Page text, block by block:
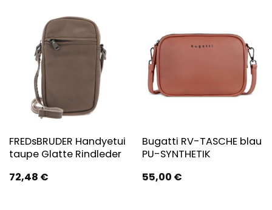
FREDsBRUDER Handyetui
taupe Glatte Rindleder
72,48 €
Bugatti RV-TASCHE blau
PU-SYNTHETIK
55,00 €